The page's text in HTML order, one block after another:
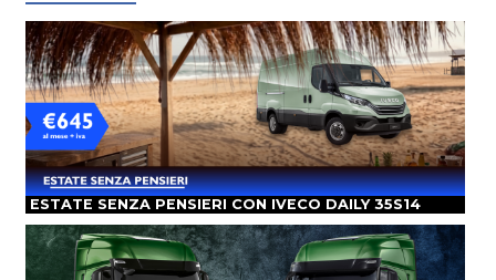
ESTATE SENZA PENSIERI CON IVECO DAILY 35S14